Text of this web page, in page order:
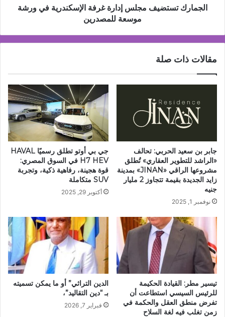
للمصدرين
الجمارك تستضيف مجلس إدارة غرفة الإسكندرية في ورشة
موسعة للمصدرين
مقالات ذات صلة
جابر بن سعيد الحربي: تحالف
«الراشد للتطوير العقاري» تُطلق
مشروعها الراقي «JINAN» بمدينة
زايد الجديدة بقيمة تتجاوز 2 مليار
جنيه
نوفمبر 1, 2025
جي بي أوتو تطلق رسميًا HAVAL
H7 HEV في السوق المصري:
قوة هجينة، رفاهية ذكية، وتجربة
SUV متكاملة
أكتوبر 29, 2025
تيسير مطر: القيادة الحكيمة
للرئيس السيسي استطاعت أن
تفرض منطق العقل والحكمة في
زمن تغلب فيه لغة السلاح
الدين التراثي” أو ما يمكن تسميته
بـ “دين التقاليد”،
فبراير 7, 2026